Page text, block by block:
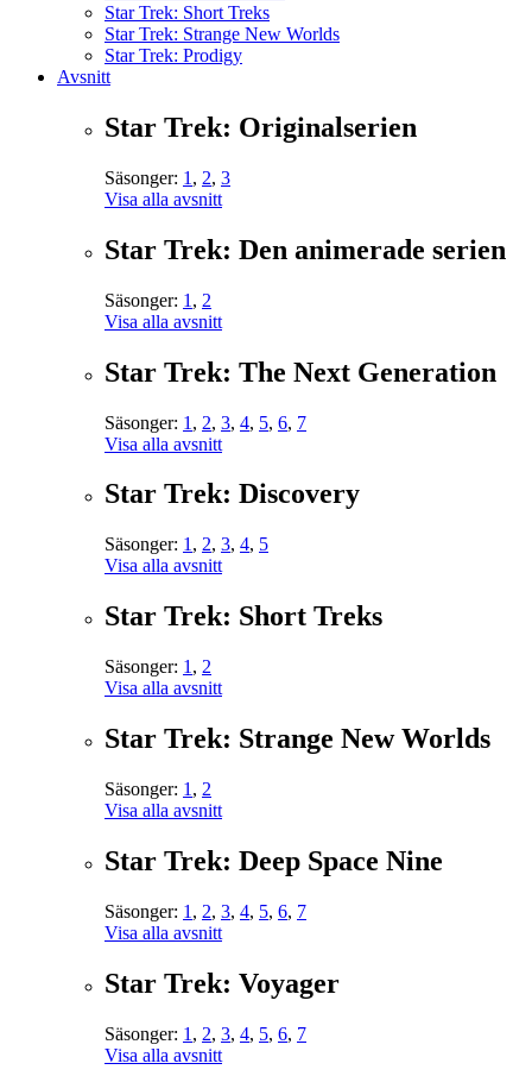
Star Trek: Short Treks
Star Trek: Strange New Worlds
Star Trek: Prodigy
Avsnitt
Star Trek: Originalserien
Säsonger: 1 , 2, 3
Visa alla avsnitt
Star Trek: Den animerade serien
Säsonger: 1 , 2
Visa alla avsnitt
Star Trek: The Next Generation
Säsonger: 1 , 2, 3, 4, 5, 6, 7
Visa alla avsnitt
Star Trek: Discovery
Säsonger: 1 , 2, 3, 4, 5
Visa alla avsnitt
Star Trek: Short Treks
Säsonger: 1 , 2
Visa alla avsnitt
Star Trek: Strange New Worlds
Säsonger: 1 , 2
Visa alla avsnitt
Star Trek: Deep Space Nine
Säsonger: 1 , 2, 3, 4, 5, 6, 7
Visa alla avsnitt
Star Trek: Voyager
Säsonger: 1 , 2, 3, 4, 5, 6, 7
Visa alla avsnitt